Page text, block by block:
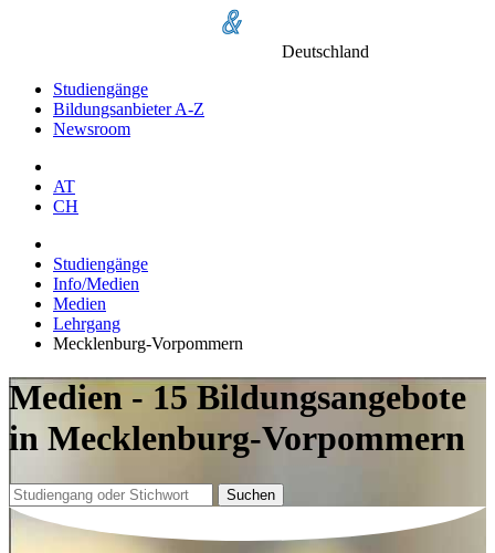
Deutschland
Studiengänge
Bildungsanbieter A-Z
Newsroom
AT
CH
Studiengänge
Info/Medien
Medien
Lehrgang
Mecklenburg-Vorpommern
Medien - 15 Bildungsangebote
in Mecklenburg-Vorpommern
Suchen